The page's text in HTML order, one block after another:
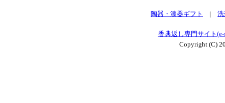
陶器・漆器ギフト |
香典返し専門サイト
Copyright (C)